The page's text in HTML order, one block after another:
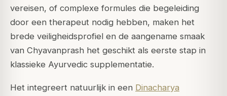
vereisen, of complexe formules die begeleiding
door een therapeut nodig hebben, maken het
brede veiligheidsprofiel en de aangename smaak
van Chyavanprash het geschikt als eerste stap in
klassieke Ayurvedic supplementatie.
Het integreert natuurlijk in een Dinacharya